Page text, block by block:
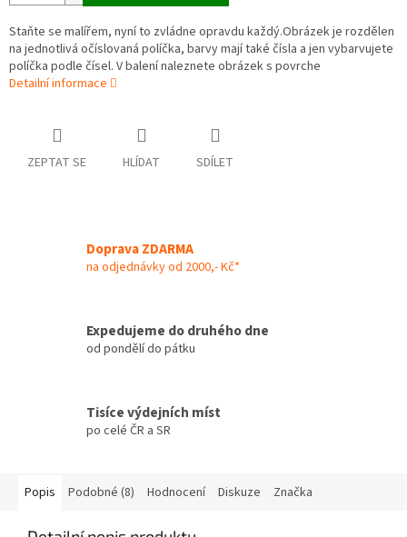
Staňte se malířem, nyní to zvládne opravdu každý.Obrázek je rozdělen
na jednotlivá očíslovaná políčka, barvy mají také čísla a jen vybarvujete
políčka podle čísel. V balení naleznete obrázek s povrche
Detailní informace
ZEPTAT SE HLÍDAT SDÍLET
Doprava ZDARMA
na odjednávky od 2000,- Kč*
Expedujeme do druhého dne
od pondělí do pátku
Tisíce výdejních míst
po celé ČR a SR
Popis Podobné (8) Hodnocení Diskuze Značka